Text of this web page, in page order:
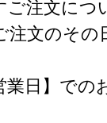
注文につ
注文のそ
業日】での